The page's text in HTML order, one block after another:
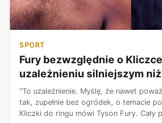
SPORT
Fury bezwzględnie o
uzależnieniu silniejszym
"To uzależnienie. Myślę, że nawet
tak, zupełnie bez ogródek, o temacie
Kliczki do ringu mówi Tyson Fury. Cały